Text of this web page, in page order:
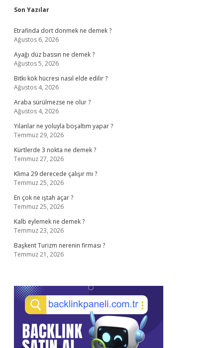
Sidebar
Son Yazılar
Etrafinda dort donmek ne demek ?
Ağustos 6, 2026
Ayağı düz bassın ne demek ?
Ağustos 5, 2026
Bitki kök hücresi nasıl elde edilir ?
Ağustos 4, 2026
Araba sürülmezse ne olur ?
Ağustos 4, 2026
Yılanlar ne yoluyla boşaltım yapar ?
Temmuz 29, 2026
Kürtlerde 3 nokta ne demek ?
Temmuz 27, 2026
Klima 29 derecede çalışır mı ?
Temmuz 25, 2026
En çok ne iştah açar ?
Temmuz 25, 2026
Kalb eylemek ne demek ?
Temmuz 23, 2026
Başkent Turizm nerenin firması ?
Temmuz 21, 2026